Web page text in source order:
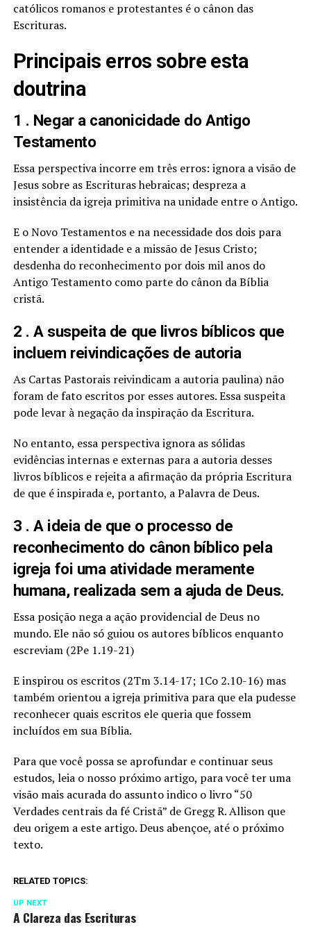
católicos romanos e protestantes é o cânon das
Escrituras.
Principais erros sobre esta
doutrina
1 . Negar a canonicidade do Antigo
Testamento
Essa perspectiva incorre em três erros: ignora a visão de
Jesus sobre as Escrituras hebraicas; despreza a
insistência da igreja primitiva na unidade entre o Antigo.
E o Novo Testamentos e na necessidade dos dois para
entender a identidade e a missão de Jesus Cristo;
desdenha do reconhecimento por dois mil anos do
Antigo Testamento como parte do cânon da Bíblia
cristã.
2 . A suspeita de que livros bíblicos que
incluem reivindicações de autoria
As Cartas Pastorais reivindicam a autoria paulina) não
foram de fato escritos por esses autores. Essa suspeita
pode levar à negação da inspiração da Escritura.
No entanto, essa perspectiva ignora as sólidas
evidências internas e externas para a autoria desses
livros bíblicos e rejeita a afirmação da própria Escritura
de que é inspirada e, portanto, a Palavra de Deus.
3 . A ideia de que o processo de
reconhecimento do cânon bíblico pela
igreja foi uma atividade meramente
humana, realizada sem a ajuda de Deus.
Essa posição nega a ação providencial de Deus no
mundo. Ele não só guiou os autores bíblicos enquanto
escreviam (2Pe 1.19-21)
E inspirou os escritos (2Tm 3.14-17; 1Co 2.10-16) mas
também orientou a igreja primitiva para que ela pudesse
reconhecer quais escritos ele queria que fossem
incluídos em sua Bíblia.
Para que você possa se aprofundar e continuar seus
estudos, leia o nosso próximo artigo, para você ter uma
visão mais acurada do assunto indico o livro “50
Verdades centrais da fé Cristã” de Gregg R. Allison que
deu origem a este artigo. Deus abençoe, até o próximo
texto.
RELATED TOPICS:
UP NEXT
A Clareza das Escrituras